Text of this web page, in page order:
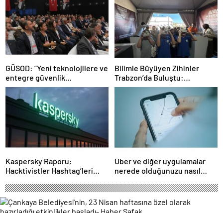
GÜSOD: “Yeni teknolojilere ve
entegre güvenlik
sistemlerine önem artacak”-
Haber Şafak
Bilimle Büyüyen Zihinler
Trabzon’da Buluştu:
STEAMFEST’te Bilim Rüzgârı
Esti!- Haber Şafak
Kaspersky Raporu:
Hacktivistler Hashtag’leri
Kullanıyor, 2025’te
Saldırılarda DDoS Öne
Çıkıyor- Haber Şafak
Uber ve diğer uygulamalar
nerede olduğunuzu nasıl